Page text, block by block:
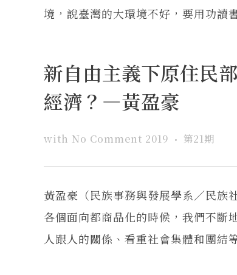
境，說臺灣的大環境不好，要用功讀
新自由主義下原住民
經濟？—黃盈豪
with No Comment 2019 第21期
黃盈豪（民族事務與發展學系／民族
各個面向都商品化的時候，我們不斷
人跟人的關係、看重社會集體和團結